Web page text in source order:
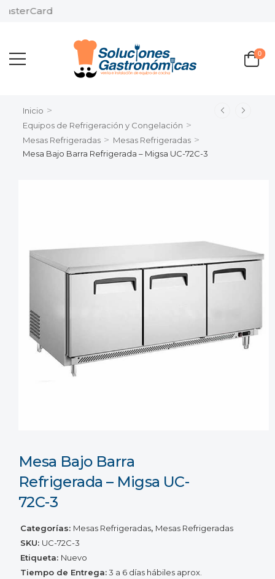
0
Inicio >
Equipos de Refrigeración y Congelación >
Mesas Refrigeradas > Mesas Refrigeradas >
Mesa Bajo Barra Refrigerada – Migsa UC-72C-3
Mesa Bajo Barra
Refrigerada – Migsa UC-
72C-3
Categorías: Mesas Refrigeradas, Mesas Refrigeradas
SKU: UC-72C-3
Etiqueta: Nuevo
Tiempo de Entrega:3 a 6 días hábiles aprox.